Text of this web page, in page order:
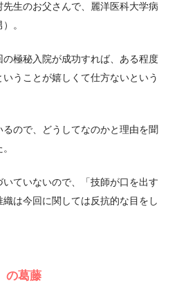
生のお父さんで、麗洋医科大学病
。
極秘入院が成功すれば、ある程度
うことが嬉しくて仕方ないという
ので、どうしてなのかと理由を聞
ていないので、「技師が口を出す
は今回に関しては反抗的な目をし
の葛藤